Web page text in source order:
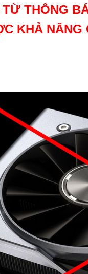
THÔNG
KHẢ NĂNG